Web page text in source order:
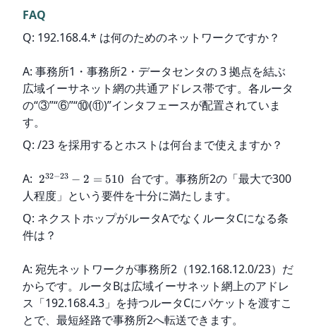
FAQ
Q: 192.168.4.* は何のためのネットワークですか？
A: 事務所1・事務所2・データセンタの 3 拠点を結ぶ
広域イーサネット網の共通アドレス帯です。各ルータ
の“③”“⑥”“⑩(⑪)”インタフェースが配置されていま
す。
Q: /23 を採用するとホストは何台まで使えますか？
A: 232−23 − 2 = 510 台です。事務所2の「最大で300
人程度」という要件を十分に満たします。
Q: ネクストホップがルータAでなくルータCになる条
件は？
A: 宛先ネットワークが事務所2（192.168.12.0/23）だ
からです。ルータBは広域イーサネット網上のアドレ
ス「192.168.4.3」を持つルータCにパケットを渡すこ
とで、最短経路で事務所2へ転送できます。